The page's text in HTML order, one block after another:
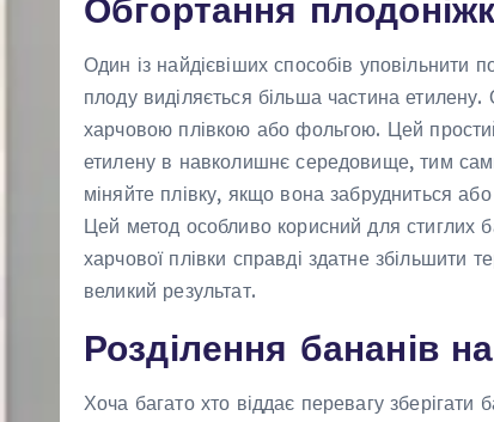
Обгортання
Один із найдієвіших способів
плоду виділяється більша частина
харчовою плівкою або фольгою. Цей
етилену в навколишнє середовище, тим
міняйте плівку, якщо вона забрудниться
Цей метод особливо корисний для стиглих
харчової плівки справді здатне збільшити
великий результат.
Розділення бананів
Хоча багато хто віддає перевагу